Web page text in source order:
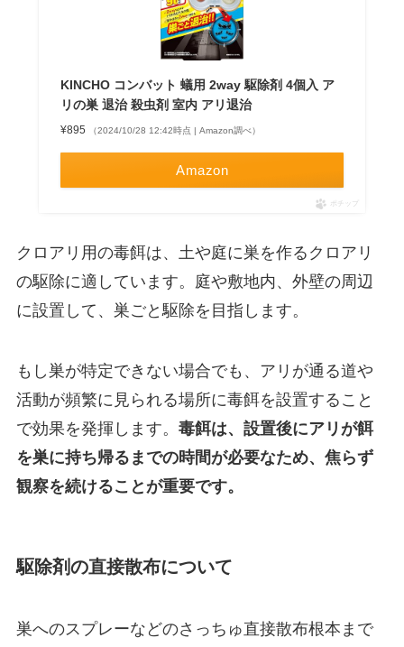
KINCHO コンバット 蟻用 2way 駆除剤 4個入 ア
リの巣 退治 殺虫剤 室内 アリ退治
¥895 （2024/10/28 12:42時点 | Amazon調べ）
Amazon
ポチップ
クロアリ用の毒餌は、土や庭に巣を作るクロアリ
の駆除に適しています。庭や敷地内、外壁の周辺
に設置して、巣ごと駆除を目指します。
もし巣が特定できない場合でも、アリが通る道や
活動が頻繁に見られる場所に毒餌を設置すること
で効果を発揮します。 毒餌は、設置後にアリが餌
を巣に持ち帰るまでの時間が必要なため、焦らず
観察を続けることが重要です。
駆除剤の直接散布について
巣へのスプレーなどのさっちゅ直接散布根本まで